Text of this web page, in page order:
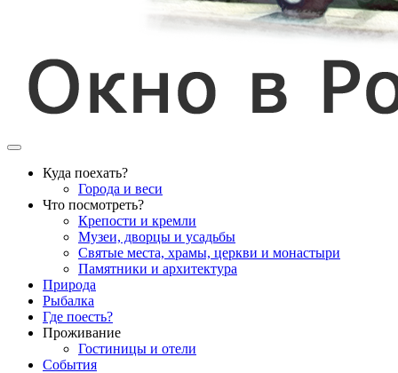
Куда поехать?
Города и веси
Что посмотреть?
Крепости и кремли
Музеи, дворцы и усадьбы
Святые места, храмы, церкви и монастыри
Памятники и архитектура
Природа
Рыбалка
Где поесть?
Проживание
Гостиницы и отели
События